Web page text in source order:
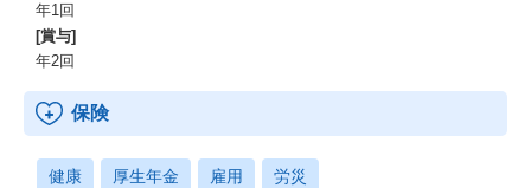
年1回
[賞与]
年2回
保険
健康 厚生年金 雇用 労災